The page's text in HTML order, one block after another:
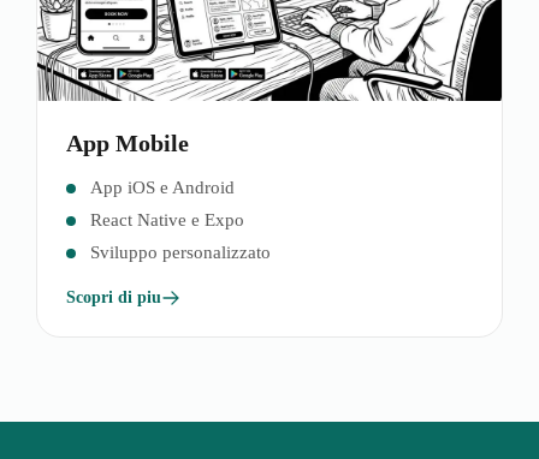
App Mobile
App iOS e Android
React Native e Expo
Sviluppo personalizzato
Scopri di piu